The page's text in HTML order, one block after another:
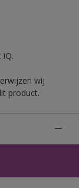
wij
product.